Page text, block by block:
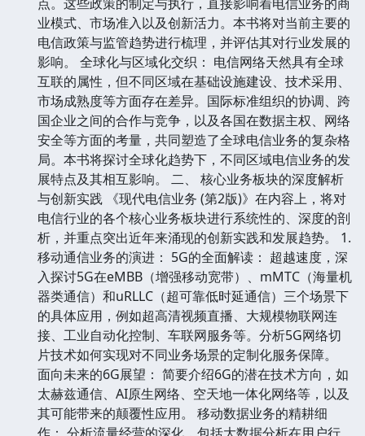
业模式、市场准入以及创新活力。本书将对当前主要的
电信政策与监管趋势进行梳理，并评估其对行业发展的
影响。 全球化与区域化交织： 电信网络天然具有全球
互联的属性，但不同区域在基础设施建设、技术采用、
市场成熟度等方面存在差异。国际标准组织的协调、跨
国企业之间的合作与竞争，以及各国在数据主权、网络
安全等方面的考量，共同塑造了全球电信业务的复杂格
局。本书将探讨全球化趋势下，不同区域电信业务的发
展特点及其相互影响。 二、 核心业务板块的深度解析
与创新实践 《现代电信业务 (第2版)》在内容上，将对
电信行业的各个核心业务板块进行系统性的、深度的剖
析，并重点突出近年来涌现的创新实践和发展趋势。 1.
移动通信业务的演进： 5G的全面解读： 超越速度，深
入探讨5G在eMBB（增强移动宽带）、mMTC（海量机
器类通信）和uRLLC（超可靠低时延通信）三个场景下
的具体应用，例如超高清视频直播、大规模物联网连
接、工业自动化控制、车联网服务等。分析5G网络切
片技术如何实现对不同业务场景的定制化服务保障。
面向未来的6G展望： 简要介绍6G的潜在技术方向，如
太赫兹通信、AI原生网络、空天地一体化网络等，以及
其可能带来的颠覆性应用。 移动数据业务的精耕细